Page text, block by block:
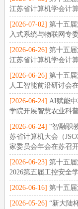
江苏省计算机学会计
[2026-07-02] 第十五届
入式系统与物联网专
[2026-06-26] 第十五
江苏省计算机学会计
[2026-06-26] 第十五
人工智能前沿研讨会
[2026-06-24] AI赋能
学院开展智慧农业科
[2026-06-24] “智融职
苏省计算机大会（
家委员会年会在苏召
[2026-06-23] 第十五届
2026第五届工控安全
[2026-06-16] 第十五届
[2026-05-26] “新大陆